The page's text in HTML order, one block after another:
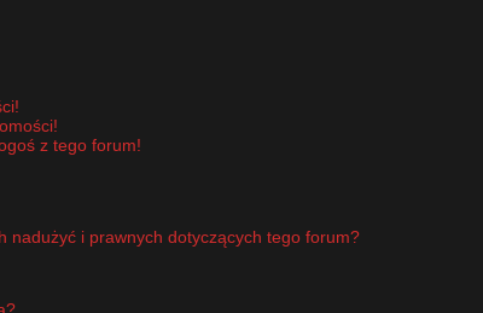
z tego forum!
nadużyć i prawnych dotyczących tego forum?